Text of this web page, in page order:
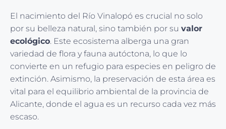
El nacimiento del Río Vinalopó es crucial no solo
por su belleza natural, sino también por su valor
ecológico. Este ecosistema alberga una gran
variedad de flora y fauna autóctona, lo que lo
convierte en un refugio para especies en peligro de
extinción. Asimismo, la preservación de esta área es
vital para el equilibrio ambiental de la provincia de
Alicante, donde el agua es un recurso cada vez más
escaso.